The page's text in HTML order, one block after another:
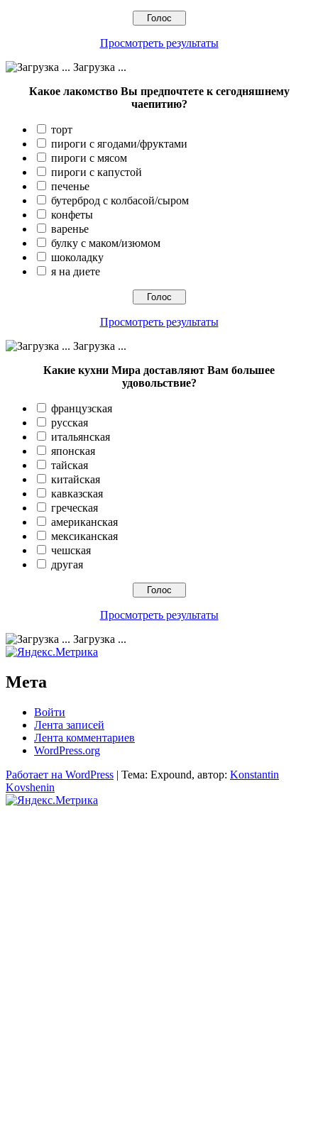
Просмотреть результаты
Загрузка ...
Какое лакомство Вы предпочтете к сегодняшнему
чаепитию?
торт
пироги с ягодами/фруктами
пироги с мясом
пироги с капустой
печенье
бутерброд с колбасой/сыром
конфеты
варенье
булку с маком/изюмом
шоколадку
я на диете
Просмотреть результаты
Загрузка ...
Какие кухни Мира доставляют Вам большее
удовольствие?
французская
русская
итальянская
японская
тайская
китайская
кавказская
греческая
американская
мексиканская
чешская
другая
Просмотреть результаты
Загрузка ...
Мета
Войти
Лента записей
Лента комментариев
WordPress.org
Работает на WordPress | Тема: Expound, автор: Konstantin
Kovshenin